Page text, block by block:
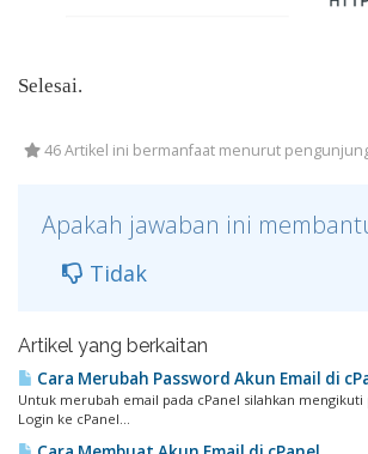
Selesai.
46 Artikel ini bermanfaat menurut
Apakah jawaban ini
Tidak
Artikel yang berkaitan
Cara Merubah Password Akun Email di
Untuk merubah email pada cPanel silahkan
Login ke cPanel...